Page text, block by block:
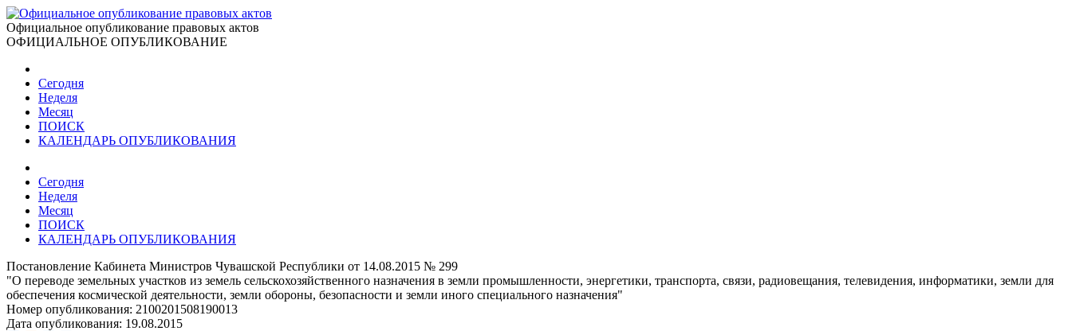
Официальное опубликование правовых актов
ОФИЦИАЛЬНОЕ ОПУБЛИКОВАНИЕ
Сегодня
Неделя
Месяц
ПОИСК
КАЛЕНДАРЬ ОПУБЛИКОВАНИЯ
Сегодня
Неделя
Месяц
ПОИСК
КАЛЕНДАРЬ ОПУБЛИКОВАНИЯ
Постановление Кабинета Министров Чувашской Республики от 14.08.2015 № 299
"О переводе земельных участков из земель сельскохозяйственного назначения в земли промышленности, энергетики, транспорта, связи, радиовещания, телевидения, информатики, земли для
обеспечения космической деятельности, земли обороны, безопасности и земли иного специального назначения"
Номер опубликования: 2100201508190013
Дата опубликования: 19.08.2015